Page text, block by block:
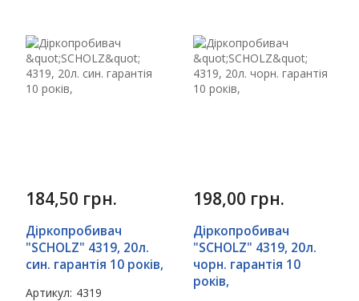
184,50 грн.
Діркопробивач
"SСHOLZ" 4319, 20л.
син. гарантiя 10 рокiв,
Артикул: 4319
198,00 грн.
Діркопробивач
"SСHOLZ" 4319, 20л.
чорн. гарантiя 10
рокiв,